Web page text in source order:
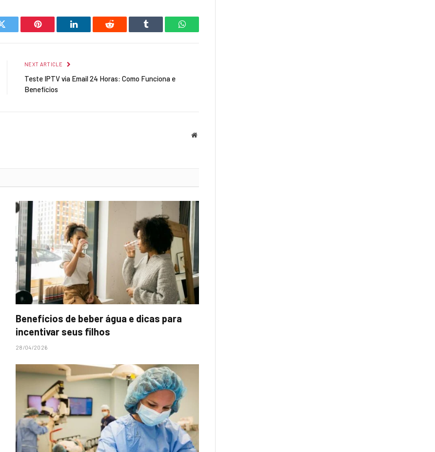
Twitter Pinterest LinkedIn Reddit Tumblr WhatsApp
NEXT ARTICLE
Teste IPTV via Email 24 Horas: Como Funciona e
Benefícios
Website
Benefícios de beber água e dicas para
incentivar seus filhos
28/04/2026